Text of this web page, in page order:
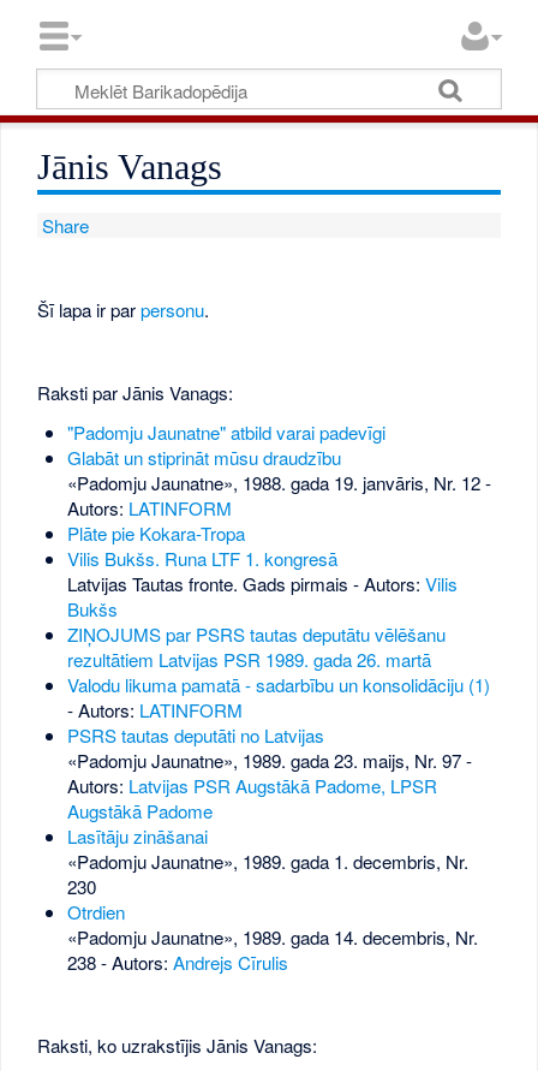
Jānis Vanags
Share
Šī lapa ir parpersonu.
Raksti par Jānis Vanags:
"Padomju Jaunatne" atbild varai padevīgi
Glabāt un stiprināt mūsu draudzību
«Padomju Jaunatne», 1988. gada 19. janvāris, Nr. 12-
Autors: LATINFORM
Plāte pie Kokara-Tropa
Vilis Bukšs. Runa LTF 1. kongresā
Latvijas Tautas fronte. Gads pirmais - Autors: Vilis
Bukšs
ZIŅOJUMS par PSRS tautas deputātu vēlēšanu
rezultātiem Latvijas PSR 1989. gada 26. martā
Valodu likuma pamatā - sadarbību un konsolidāciju (1)
- Autors: LATINFORM
PSRS tautas deputāti no Latvijas
«Padomju Jaunatne», 1989. gada 23. maijs, Nr. 97-
Autors: Latvijas PSR Augstākā Padome, LPSR
Augstākā Padome
Lasītāju zināšanai
«Padomju Jaunatne», 1989. gada 1. decembris, Nr.
230
Otrdien
«Padomju Jaunatne», 1989. gada 14. decembris, Nr.
238- Autors: Andrejs Cīrulis
Raksti, ko uzrakstījis Jānis Vanags: